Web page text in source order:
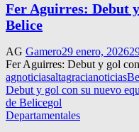
Fer Aguirres: Debut
Belice
AG Gamero29 enero, 2026
Fer Aguirres: Debut y gol
agnoticiasaltagracianoticias
Debut y gol con su nuevo
de Belicegol
Departamentales